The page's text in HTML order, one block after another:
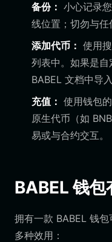
备份： 小心记录
线位置；切勿与任
添加代币： 使用
列表中。如果是
BABEL 文档中导
充值： 使用钱包
原生代币（如
易或与合约交互。
BABEL 钱包
拥有一款 BABEL 钱
多种效用：